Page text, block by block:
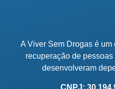
A Viver Sem Drogas é
recuperação de
desenvolveram
CNPJ: